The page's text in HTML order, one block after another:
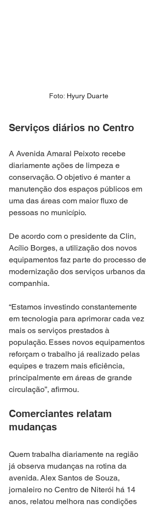
Foto: Hyury Duarte
Serviços diários no Centro
A Avenida Amaral Peixoto recebe
diariamente ações de limpeza e
conservação. O objetivo é manter a
manutenção dos espaços públicos em
uma das áreas com maior fluxo de
pessoas no município.
De acordo com o presidente da Clin,
Acílio Borges, a utilização dos novos
equipamentos faz parte do processo de
modernização dos serviços urbanos da
companhia.
“Estamos investindo constantemente
em tecnologia para aprimorar cada vez
mais os serviços prestados à
população. Esses novos equipamentos
reforçam o trabalho já realizado pelas
equipes e trazem mais eficiência,
principalmente em áreas de grande
circulação”, afirmou.
Comerciantes relatam
mudanças
Quem trabalha diariamente na região
já observa mudanças na rotina da
avenida. Alex Santos de Souza,
jornaleiro no Centro de Niterói há 14
anos, relatou melhora nas condições